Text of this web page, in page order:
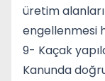
üretim
engellenmesi
9- Kaçak
Kanunda